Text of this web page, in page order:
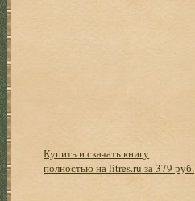
Купить и скачать книгу
полностью на litres.ru за 379 руб.